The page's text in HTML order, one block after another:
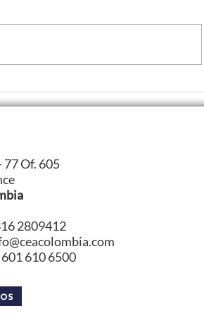
y se posiciona entre los
77 Of. 605
2809412
610 6500